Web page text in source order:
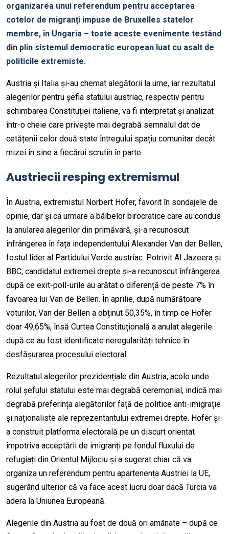
organizarea unui referendum pentru acceptarea
cotelor de migranți impuse de Bruxelles statelor
membre, în Ungaria – toate aceste evenimente testând
din plin sistemul democratic european luat cu asalt de
politicile extremiste.
Austria și Italia și-au chemat alegătorii la urne, iar rezultatul
alegerilor pentru șefia statului austriac, respectiv pentru
schimbarea Constituției italiene, va fi interpretat și analizat
într-o cheie care privește mai degrabă semnalul dat de
cetățenii celor două state întregului spațiu comunitar decât
mizei în sine a fiecărui scrutin în parte.
Austriecii resping extremismul
În Austria, extremistul Norbert Hofer, favorit în sondajele de
opinie, dar și ca urmare a bâlbelor birocratice care au condus
la anularea alegerilor din primăvară, și-a recunoscut
înfrângerea în fața independentului Alexander Van der Bellen,
fostul lider al Partidului Verde austriac. Potrivit Al Jazeera și
BBC, candidatul extremei drepte și-a recunoscut înfrângerea
după ce exit-poll-urile au arătat o diferență de peste 7% în
favoarea lui Van de Bellen. În aprilie, după numărătoare
voturilor, Van der Bellen a obținut 50,35%, în timp ce Hofer
doar 49,65%, însă Curtea Constituțională a anulat alegerile
după ce au fost identificate neregularități tehnice în
desfășurarea procesului electoral.
Rezultatul alegerilor prezidențiale din Austria, acolo unde
rolul șefului statului este mai degrabă ceremonial, indică mai
degrabă preferința alegătorilor față de politice anti-imigrație
și naționaliste ale reprezentantului extremei drepte. Hofer și-
a construit platforma electorală pe un discurt orientat
împotriva acceptării de imigranți pe fondul fluxului de
refugiați din Orientul Mijlociu și a sugerat chiar că va
organiza un referendum pentru apartenența Austriei la UE,
sugerând ulterior că va face acest lucru doar dacă Turcia va
adera la Uniunea Europeană.
Alegerile din Austria au fost de două ori amânate – după ce